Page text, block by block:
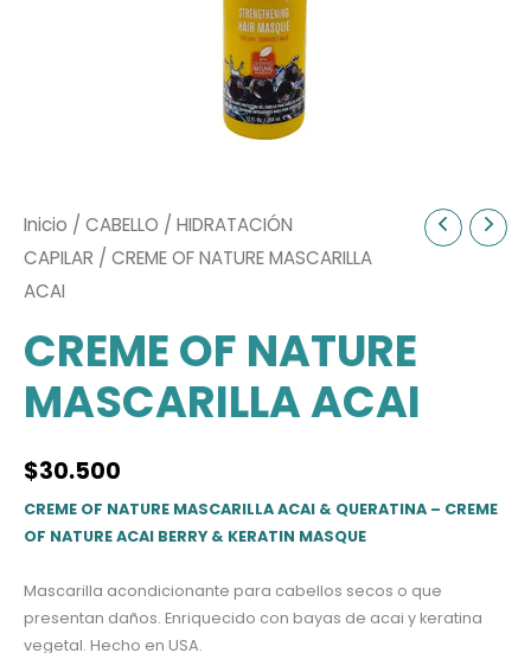
Inicio / CABELLO / HIDRATACIÓN
CAPILAR / CREME OF NATURE MASCARILLA
ACAI
CREME OF NATURE
MASCARILLA ACAI
$30.500
CREME OF NATURE MASCARILLA ACAI & QUERATINA – CREME
OF NATURE ACAI BERRY & KERATIN MASQUE
Mascarilla acondicionante para cabellos secos o que
presentan daños. Enriquecido con bayas de acai y keratina
vegetal. Hecho en USA.